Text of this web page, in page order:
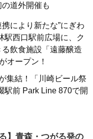
道外開催も
により新たな”にぎわ
駅西口駅前広場に、ク
飲食施設「遠藤醸造
オープン！
集結！「川崎ビール祭
駅前 Park Line 870で開
】青森・つがる発の